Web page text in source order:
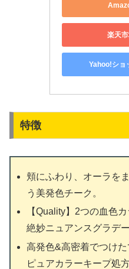
楽天
Yahoo!ショ
特徴
頬にふわり、オーラを
う美発色チーク。
【Quality】2つの血色
絶妙ニュアンスグラデー
高発色&高密着でつけ
ピュアカラーキープ処方